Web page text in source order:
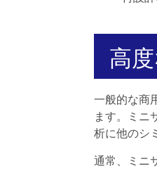
高
一般的な商
ます。ミニ
析に他のシ
通常、ミニ